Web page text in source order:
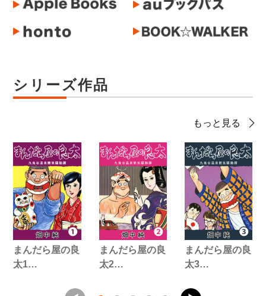
シリーズ作品
もっと見る
まんだら屋の良
太1…
まんだら屋の良
太2…
まんだら屋の良
太3…